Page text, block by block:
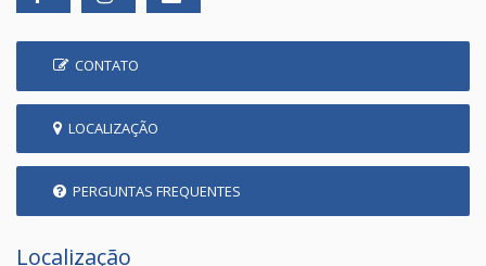
CONTATO
LOCALIZAÇÃO
PERGUNTAS FREQUENTES
Localização